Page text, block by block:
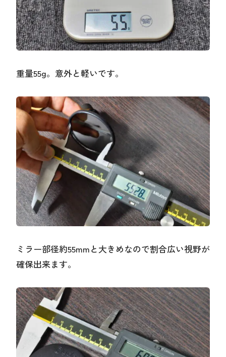
重量55g。意外と軽いです。
ミラー部径約55mmと大きめなので割合広い視野が
確保出来ます。